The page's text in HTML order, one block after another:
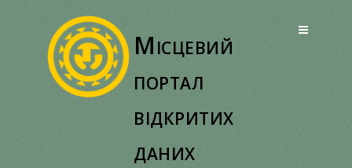
Місцевий
портал
відкритих
даних